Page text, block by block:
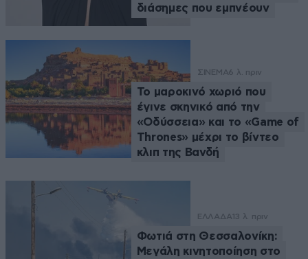
διάσημες που εμπνέουν
ΣΙΝΕΜΑ6 λ. πριν
Το μαροκινό χωριό που
έγινε σκηνικό από την
«Οδύσσεια» και το «Game of
Thrones» μέχρι το βίντεο
κλιπ της Βανδή
ΕΛΛΑΔΑ 13 λ. πριν
Φωτιά στη Θεσσαλονίκη:
Μεγάλη κινητοποίηση στο